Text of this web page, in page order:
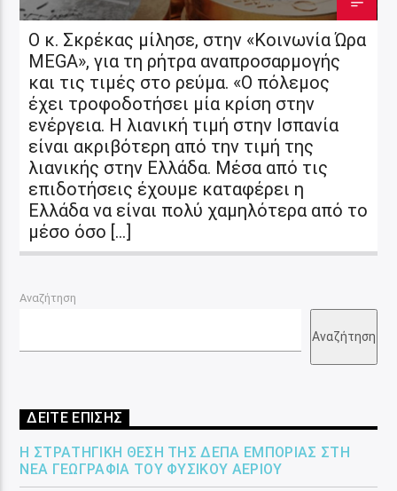
Ο κ. Σκρέκας μίλησε, στην «Κοινωνία Ώρα
ΜEGA», για τη ρήτρα αναπροσαρμογής
και τις τιμές στο ρεύμα. «Ο πόλεμος
έχει τροφοδοτήσει μία κρίση στην
ενέργεια. Η λιανική τιμή στην Ισπανία
είναι ακριβότερη από την τιμή της
λιανικής στην Ελλάδα. Μέσα από τις
επιδοτήσεις έχουμε καταφέρει η
Ελλάδα να είναι πολύ χαμηλότερα από το
μέσο όσο […]
Αναζήτηση
Αναζήτηση
ΔΕΙΤΕ ΕΠΙΣΗΣ
Η ΣΤΡΑΤΗΓΙΚΉ ΘΈΣΗ ΤΗΣ ΔΕΠΑ ΕΜΠΟΡΊΑΣ ΣΤΗ
ΝΈΑ ΓΕΩΓΡΑΦΊΑ ΤΟΥ ΦΥΣΙΚΟΎ ΑΕΡΊΟΥ